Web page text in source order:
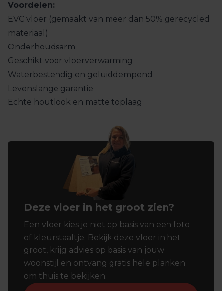
Voordelen:
EVC vloer (gemaakt van meer dan 50% gerecycled
materiaal)
Onderhoudsarm
Geschikt voor vloerverwarming
Waterbestendig en geluiddempend
Levenslange garantie
Echte houtlook en matte toplaag
Deze vloer in het groot zien?
Een vloer kies je niet op basis van een foto
of kleurstaaltje. Bekijk deze vloer in het
groot, krijg advies op basis van jouw
woonstijl en ontvang gratis hele planken
om thuis te bekijken.